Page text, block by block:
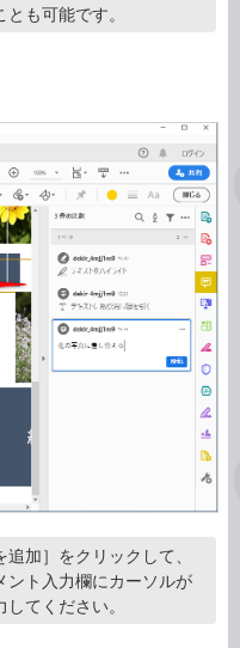
も可能です。
加］をクリックして、
ント入力欄にカーソルが
てください。